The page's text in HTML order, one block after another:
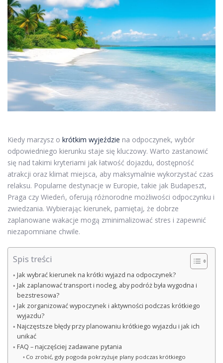
Kiedy marzysz o krótkim wyjeździe na odpoczynek, wybór
odpowiedniego kierunku staje się kluczowy. Warto zastanowić
się nad takimi kryteriami jak łatwość dojazdu, dostępność
atrakcji oraz klimat miejsca, aby maksymalnie wykorzystać czas
relaksu. Popularne destynacje w Europie, takie jak Budapeszt,
Praga czy Wiedeń, oferują różnorodne możliwości odpoczynku i
zwiedzania. Wybierając kierunek, pamiętaj, że dobrze
zaplanowane wakacje mogą zminimalizować stres i zapewnić
niezapomniane chwile.
Spis treści
Jak wybrać kierunek na krótki wyjazd na odpoczynek?
Jak zaplanować transport i nocleg, aby podróż była wygodna i
bezstresowa?
Jak zorganizować wypoczynek i aktywności podczas krótkiego
wyjazdu?
Najczęstsze błędy przy planowaniu krótkiego wyjazdu i jak ich
unikać
FAQ – najczęściej zadawane pytania
Co zrobić, gdy pogoda pokrzyżuje plany podczas krótkiego